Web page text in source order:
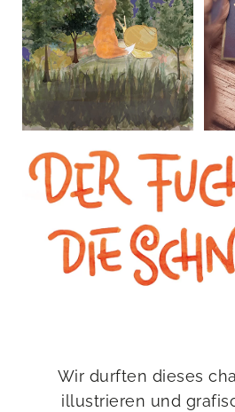
Wir durften dieses
illustrieren und